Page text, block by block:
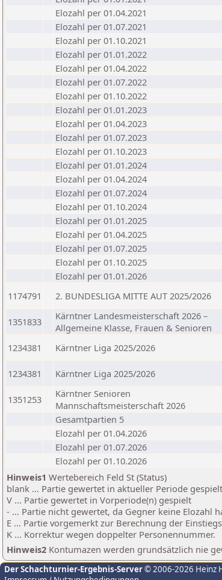
Elozahl per 01.04.2021
Elozahl per 01.07.2021
Elozahl per 01.10.2021
Elozahl per 01.01.2022
Elozahl per 01.04.2022
Elozahl per 01.07.2022
Elozahl per 01.10.2022
Elozahl per 01.01.2023
Elozahl per 01.04.2023
Elozahl per 01.07.2023
Elozahl per 01.10.2023
Elozahl per 01.01.2024
Elozahl per 01.04.2024
Elozahl per 01.07.2024
Elozahl per 01.10.2024
Elozahl per 01.01.2025
Elozahl per 01.04.2025
Elozahl per 01.07.2025
Elozahl per 01.10.2025
Elozahl per 01.01.2026
1174791
2. BUNDESLIGA MITTE AUT 2025/2026
1351833
Kärntner Landesmeisterschaft 2026 –
Allgemeine Klasse, Frauen & Senioren
1234381 Kärntner Liga 2025/2026
1234381 Kärntner Liga 2025/2026
1351253
Kärntner Senioren
Mannschaftsmeisterschaft 2026
Gesamtpartien 5
Elozahl per 01.04.2026
Elozahl per 01.07.2026
Elozahl per 01.10.2026
Hinweis1 Wertebereich Feld St (Status)
blank ... Partie gewertet in aktueller Periode gespielt
V ... Partie gewertet in Vorperiode(n) gespielt
- ... Partie nicht gewertet, da Gegner keine Elozahl
E ... Partie vorgemerkt zur Berechnung der
K ... Korrektur wegen doppelter Personennummer.
Hinweis2 Kontumazen werden grundsätzlich nie
Der Schachturnier-Ergebnis-Server© 2006-2026 Heinz